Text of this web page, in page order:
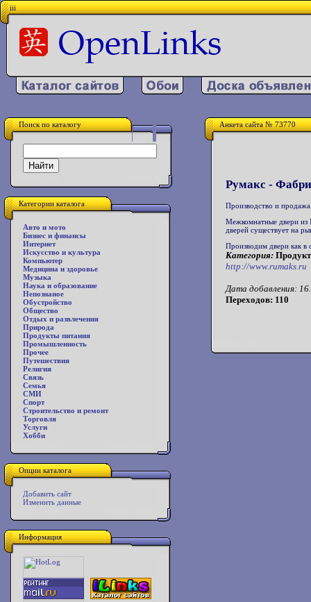
iii
Поиск по каталогу
Категории каталога
Авто и мото
Бизнес и финансы
Интернет
Искусство и культура
Компьютер
Медицина и здоровье
Музыка
Наука и образование
Непознаное
Обустройство
Общество
Отдых и развлечения
Природа
Продукты питания
Промышленность
Прочее
Путешествия
Религия
Связь
Семья
СМИ
Спорт
Строительство и ремонт
Торговля
Услуги
Хобби
Опции каталога
Добавить сайт
Изменить данные
Информация
Анкета сайта № 73770
Румакс -
Производство и
Межкомнатные двери из
дверей существует на
Производим двери как
Категория:
http://www.rumaks.ru
Дата добавления:
Переходов: 110